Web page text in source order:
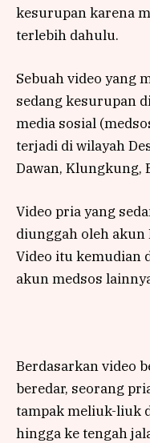
kesurupan karena
terlebih dahulu.
Sebuah video yang
sedang kesurupan
media sosial
terjadi di wilayah
Dawan, Klungkung,
Video pria yang
diunggah oleh akun
Video itu kemudian
akun medsos
Berdasarkan video
beredar, seorang
tampak meliuk-liuk
hingga ke tengah